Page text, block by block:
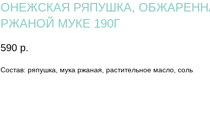
ОНЕЖСКАЯ РЯПУШКА,
РЖАНОЙ МУКЕ 190Г
590 р.
Состав: ряпушка, мука ржаная, растительное масло, соль